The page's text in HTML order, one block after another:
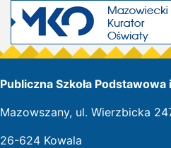
Publiczna Szkoła
Mazowszany, ul. Wierzbicka
26-624 Kowala